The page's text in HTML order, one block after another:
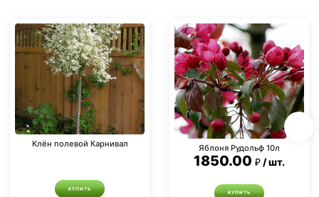
Клён полевой Карнивал
КУПИТЬ
Яблоня Рудольф 10л
1850.00 шт.
КУПИТЬ